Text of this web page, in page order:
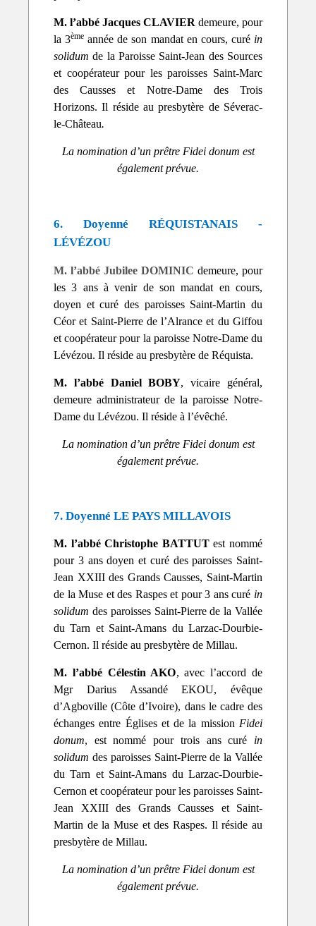
M. l’abbé Jacques CLAVIER demeure, pour
la 3ème année de son mandat en cours, curéin
solidumde la Paroisse Saint-Jean des Sources
et coopérateur pour les paroisses Saint-Marc
des Causses et Notre-Dame des Trois
Horizons. Il réside au presbytère de Séverac-
le-Château.
La nomination d’un prêtre Fidei donum est
également prévue.
6. Doyenné RÉQUISTANAIS -
LÉVÉZOU
M. l’abbé Jubilee DOMINIC demeure, pour
les 3 ans à venir de son mandat en cours,
doyen et curé des paroisses Saint-Martin du
Céor et Saint-Pierre de l’Alrance et du Giffou
et coopérateur pour la paroisse Notre-Dame du
Lévézou. Il réside au presbytère de Réquista.
M. l’abbé Daniel BOBY, vicaire général,
demeure administrateur de la paroisse Notre-
Dame du Lévézou. Il réside à l’évêché.
La nomination d’un prêtre Fidei donum est
également prévue.
7. Doyenné LE PAYS MILLAVOIS
M. l’abbé Christophe BATTUTest nommé
pour 3 ans doyen et curé des paroisses Saint-
Jean XXIII des Grands Causses, Saint-Martin
de la Muse et des Raspes et pour 3 ans curé in
solidum des paroisses Saint-Pierre de la Vallée
du Tarn et Saint-Amans du Larzac-Dourbie-
Cernon. Il réside au presbytère de Millau.
M. l’abbé Célestin AKO, avec l’accord de
Mgr Darius Assandé EKOU, évêque
d’Agboville (Côte d’Ivoire), dans le cadre des
échanges entre Églises et de la mission Fidei
donum, est nommé pour trois ans curé in
solidum des paroisses Saint-Pierre de la Vallée
du Tarn et Saint-Amans du Larzac-Dourbie-
Cernon et coopérateur pour les paroisses Saint-
Jean XXIII des Grands Causses et Saint-
Martin de la Muse et des Raspes. Il réside au
presbytère de Millau.
La nomination d’un prêtre Fidei donum est
également prévue.